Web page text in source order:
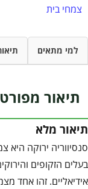
צמחי בית
למי מתאים
תיאור מפורט
תיאור מלא
בעלים הזקופים
אידיאליים. זהו אחד